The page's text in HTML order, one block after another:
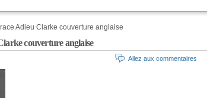
Adieu Clarke couverture anglaise
couverture anglaise
Allez aux commentaires